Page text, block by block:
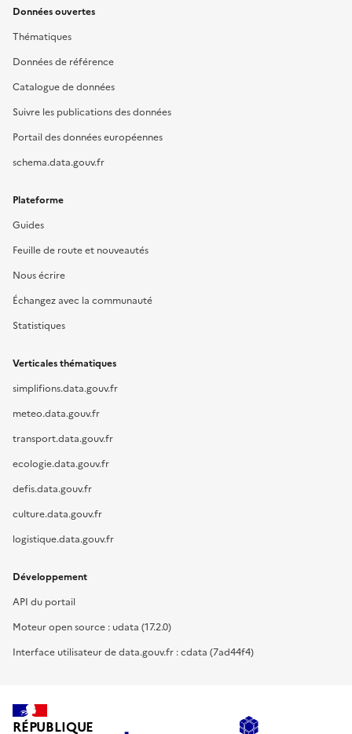
Données ouvertes
Thématiques
Données de référence
Catalogue de données
Suivre les publications des données
Portail des données européennes
schema.data.gouv.fr
Plateforme
Guides
Feuille de route et nouveautés
Nous écrire
Échangez avec la communauté
Statistiques
Verticales thématiques
simplifions.data.gouv.fr
meteo.data.gouv.fr
transport.data.gouv.fr
ecologie.data.gouv.fr
defis.data.gouv.fr
culture.data.gouv.fr
logistique.data.gouv.fr
Développement
API du portail
Moteur open source : udata (17.2.0)
Interface utilisateur de data.gouv.fr : cdata (7ad44f4)
RÉPUBLIQUE